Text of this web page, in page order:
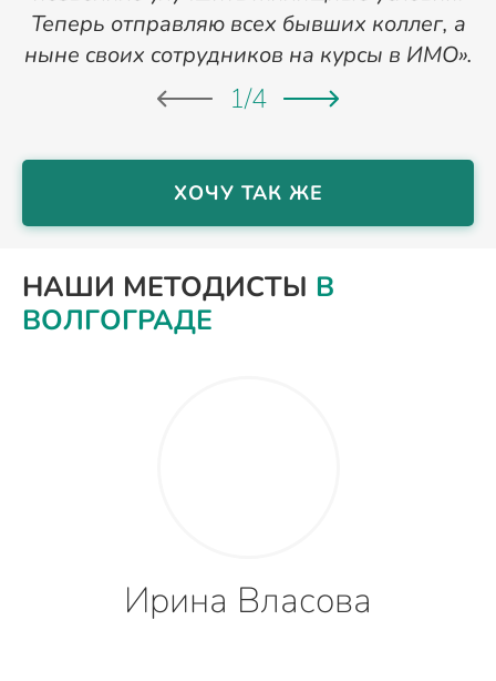
Теперь отправляю всех бывших коллег, а
ныне своих сотрудников на курсы в ИМО».
1/4
ХОЧУ ТАК ЖЕ
НАШИ МЕТОДИСТЫ В
ВОЛГОГРАДЕ
Ирина Власова